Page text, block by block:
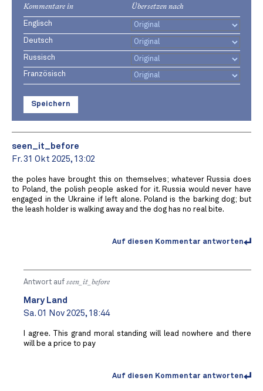
Kommentare in Übersetzen nach
Englisch
Deutsch
Russisch
Französisch
Speichern
seen_it_before
Fr. 31 Okt 2025, 13:02
the poles have brought this on themselves; whatever Russia does
to Poland, the polish people asked for it. Russia would never have
engaged in the Ukraine if left alone. Poland is the barking dog; but
the leash holder is walking away and the dog has no real bite.
Auf diesen Kommentar antworten
Antwort auf seen_it_before
Mary Land
Sa. 01 Nov 2025, 18:44
I agree. This grand moral standing will lead nowhere and there
will be a price to pay
Auf diesen Kommentar antworten